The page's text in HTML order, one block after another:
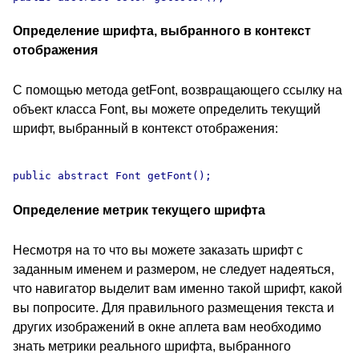
Определение шрифта, выбранного в контекст
отображения
С помощью метода getFont, возвращающего ссылку на
объект класса Font, вы можете определить текущий
шрифт, выбранный в контекст отображения:
Определение метрик текущего шрифта
Несмотря на то что вы можете заказать шрифт с
заданным именем и размером, не следует надеяться,
что навигатор выделит вам именно такой шрифт, какой
вы попросите. Для правильного размещения текста и
других изображений в окне аплета вам необходимо
знать метрики реального шрифта, выбранного